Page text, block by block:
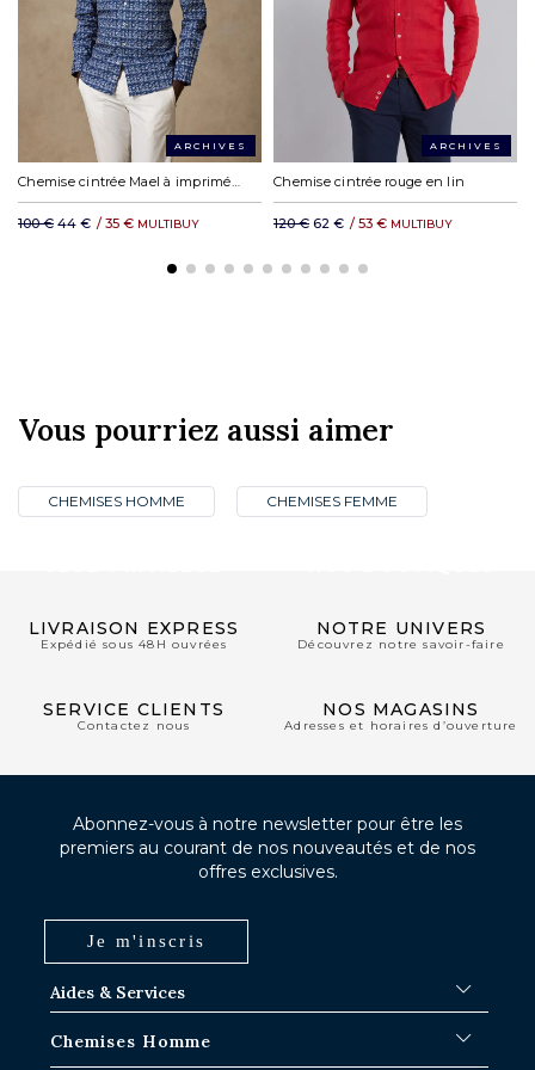
DHL Express en Europe : à partir de 19,23€
DHL reste du monde : à partir de 35,11 €
ARCHIVES
Chemise cintrée Mael à imprimé floral
100 € 44 € / 35 € MULTIBUY
ARCHIVES
Chemise cintrée rouge en lin
120 € 62 € / 53 € MULTIBUY
Vous pourriez aussi aimer
CHEMISES HOMME CHEMISES FEMME
LIVRAISON EXPRESS
Expédié sous 48H ouvrées
NOTRE UNIVERS
Découvrez notre savoir-faire
SERVICE CLIENTS
Contactez nous
NOS MAGASINS
Adresses et horaires d’ouverture
Aides & Services
Délais d'expédition
Chemises Homme
Abonnez-vous à notre newsletter pour être les
premiers au courant de nos nouveautés et de nos
offres exclusives.
Je m'inscris